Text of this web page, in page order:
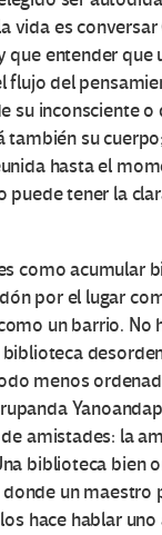
vida es conversar
que entender que
flujo del
su inconsciente o
también su
hasta el
puede tener la
como acumular
por el lugar
un barrio. No
menos
amistades: la
biblioteca bien
un maestro
hace hablar uno